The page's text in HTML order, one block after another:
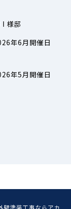
I 様邸
年6月開催日
年5月開催日